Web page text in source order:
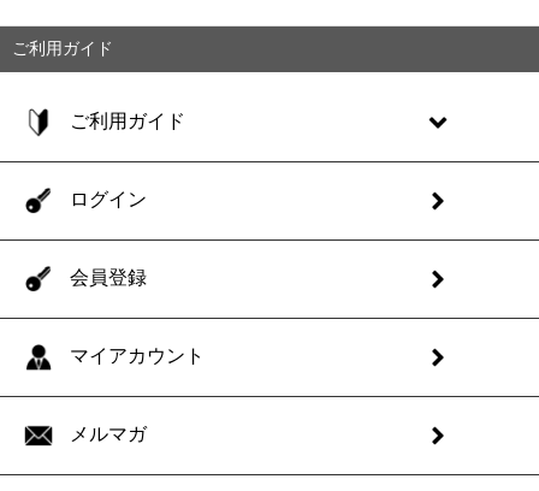
ご利用ガイド
ご利用ガイド
ログイン
会員登録
マイアカウント
メルマガ